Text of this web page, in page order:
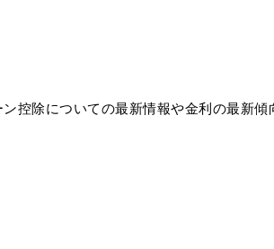
控除についての最新情報や金利の最新